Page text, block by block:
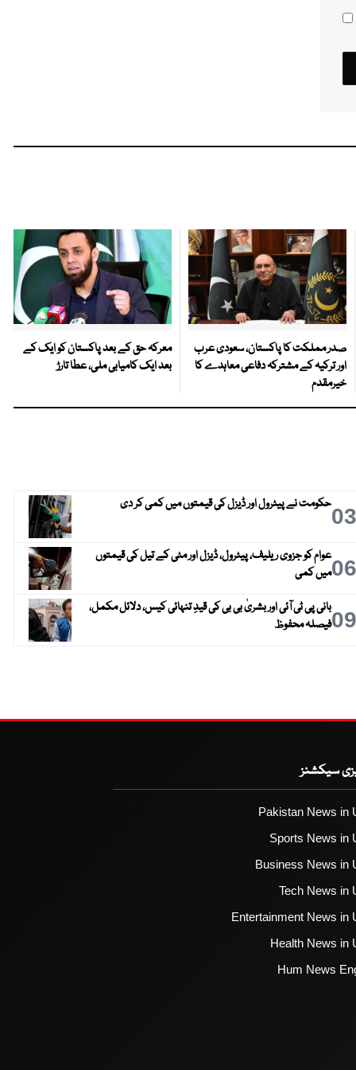
صدر مملکت کا پاکستان، سعودی عرب
اور ترکیہ کے مشترکہ دفاعی معاہدے کا
خیرمقدم
معرکہ حق کے بعد پاکستان کو ایک کے
بعد ایک کامیابی ملی، عطا تارڑ
03حکومت نے پیٹرول اور ڈیزل کی قیمتوں میں کمی کر دی
06عوام کو جزوی ریلیف، پیٹرول، ڈیزل اور مٹی کے تیل کی قیمتوں
میں کمی
09بانی پی ٹی آئی اور بشریٰ بی بی کی قیدِ تنہائی کیس، دلائل مکمل،
فیصلہ محفوظ
سیکشنز
Pakistan News in
Sports News in
Business News in
Tech News in
Entertainment News in
Health News in
Hum News